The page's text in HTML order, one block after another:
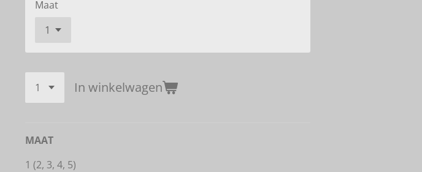
Maat
In winkelwagen
MAAT
1 (2, 3, 4, 5)